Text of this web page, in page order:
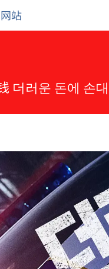
站
더러운 돈에 손